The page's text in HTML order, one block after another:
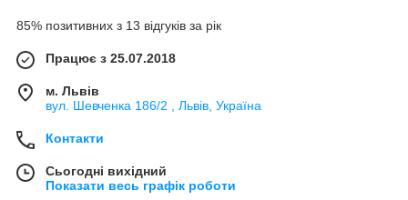
85% позитивних з 13 відгуків за рік
Працює з 25.07.2018
м. Львів
вул. Шевченка 186/2 , Львів, Україна
Контакти
Сьогодні вихідний
Показати весь графік роботи